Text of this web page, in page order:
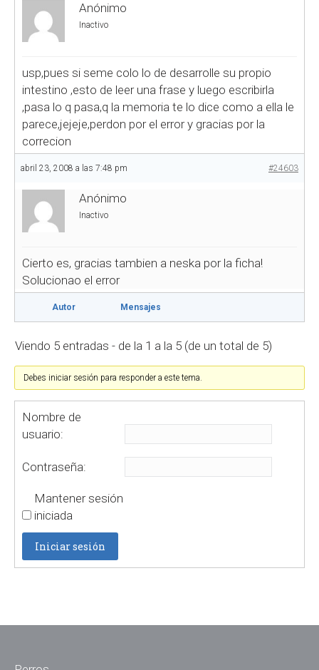
Anónimo
Inactivo
usp,pues si seme colo lo de desarrolle su propio
intestino ,esto de leer una frase y luego escribirla
,pasa lo q pasa,q la memoria te lo dice como a ella le
parece,jejeje,perdon por el error y gracias por la
correcion
abril 23, 2008 a las 7:48 pm #24603
Anónimo
Inactivo
Cierto es, gracias tambien a neska por la ficha!
Solucionao el error
Autor Mensajes
Viendo 5 entradas - de la 1 a la 5 (de un total de 5)
Debes iniciar sesión para responder a este tema.
Nombre de
usuario:
Contraseña:
Mantener sesión
iniciada
Iniciar sesión